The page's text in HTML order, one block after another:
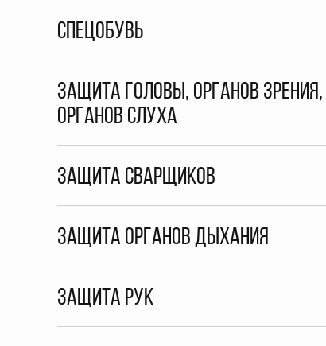
Спецобувь
Защита головы, органов зрения,
органов слуха
Защита сварщиков
Защита органов дыхания
Защита рук